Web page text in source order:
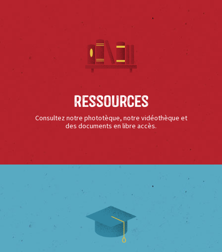
Ressources
Consultez notre phototèque, notre vidéothèque et
des documents en libre accès.